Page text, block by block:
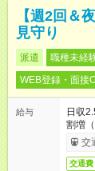
【週2回＆
見守り
派遣 職種未経
WEB登録・面接
給与
日収
割増
交
交通費